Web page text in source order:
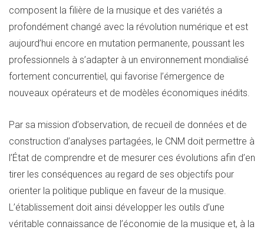
composent la filière de la musique et des variétés a
profondément changé avec la révolution numérique et est
aujourd’hui encore en mutation permanente, poussant les
professionnels à s’adapter à un environnement mondialisé
fortement concurrentiel, qui favorise l’émergence de
nouveaux opérateurs et de modèles économiques inédits.
Par sa mission d’observation, de recueil de données et de
construction d’analyses partagées, le CNM doit permettre à
l’État de comprendre et de mesurer ces évolutions afin d’en
tirer les conséquences au regard de ses objectifs pour
orienter la politique publique en faveur de la musique.
L’établissement doit ainsi développer les outils d’une
véritable connaissance de l’économie de la musique et, à la